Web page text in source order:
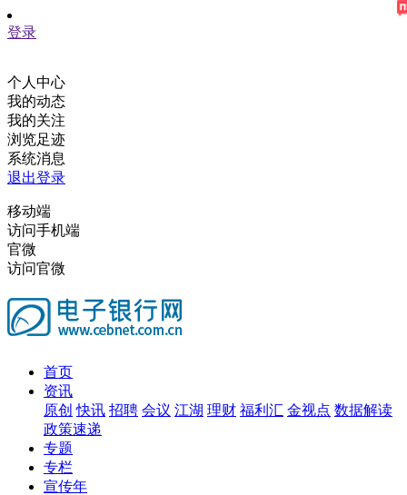
登录
个人中心
我的动态
我的关注
浏览足迹
系统消息
退出登录
移动端
访问手机端
官微
访问官微
首页
资讯
原创 快讯 招聘 会议 江湖 理财 福利汇 金视点 数据解读
政策速递
专题
专栏
宣传年